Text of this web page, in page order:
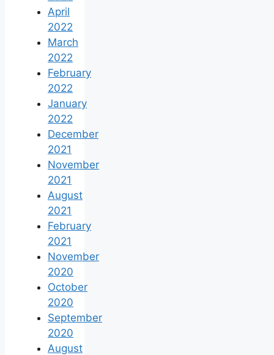
April
2022
March
2022
February
2022
January
2022
December
2021
November
2021
August
2021
February
2021
November
2020
October
2020
September
2020
August